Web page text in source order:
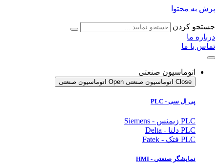
پرش به محتوا
جستجو کردن
درباره ما
تماس با ما
اتوماسیون صنعتی
Close اتوماسیون صنعتی Open اتوماسیون صنعتی
پی ال سی - PLC
PLC زیمنس - Siemens
PLC دلتا - Delta
PLC فتک - Fatek
نمایشگر صنعتی - HMI